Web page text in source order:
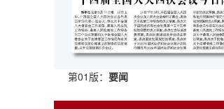
第01版： 要闻